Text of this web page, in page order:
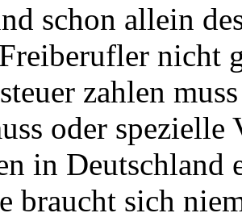
schon allein
nicht
zahlen
oder spezielle
in Deutschland
braucht sich